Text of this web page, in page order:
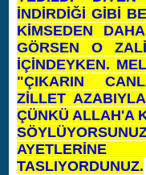
İNDİRDİĞİ GİBİ
KİMSEDEN
GÖRSEN O
İÇİNDEYKEN.
"ÇIKARIN
ZİLLET
ÇÜNKÜ ALLAH'A
TASLIYORDUNUZ.